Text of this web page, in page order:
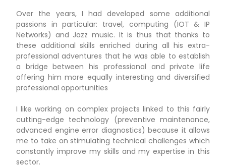
Over the years, I had developed some additional
passions in particular: travel, computing (IOT & IP
Networks) and Jazz music. It is thus that thanks to
these additional skills enriched during all his extra-
professional adventures that he was able to establish
a bridge between his professional and private life
offering him more equally interesting and diversified
professional opportunities
I like working on complex projects linked to this fairly
cutting-edge technology (preventive maintenance,
advanced engine error diagnostics) because it allows
me to take on stimulating technical challenges which
constantly improve my skills and my expertise in this
sector.